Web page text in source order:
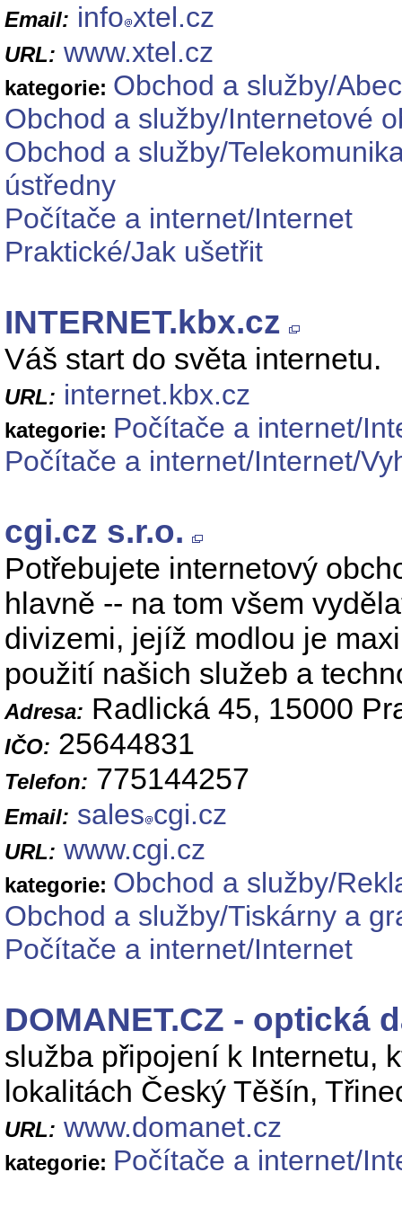
Email: info xtel.cz
URL: www.xtel.cz
kategorie: Obchod a služby/
Obchod a služby/Internetové
Obchod a služby/
ústředny
Počítače a internet/Internet
Praktické/Jak ušetřit
INTERNET.kbx.cz
Váš start do světa internetu.
URL: internet.kbx.cz
kategorie: Počítače a internet/
Počítače a internet/Internet/
cgi.cz s.r.o.
Potřebujete internetový
hlavně -- na tom všem
divizemi, jejíž modlou je
použití našich služeb a
Adresa: Radlická 45, 15000
IČO: 25644831
Telefon: 775144257
Email: sales cgi.cz
URL: www.cgi.cz
kategorie: Obchod a služby/
Obchod a služby/Tiskárny a
Počítače a internet/Internet
DOMANET.CZ - optická
služba připojení k Internetu,
lokalitách Český Těšín,
URL: www.domanet.cz
kategorie: Počítače a internet/